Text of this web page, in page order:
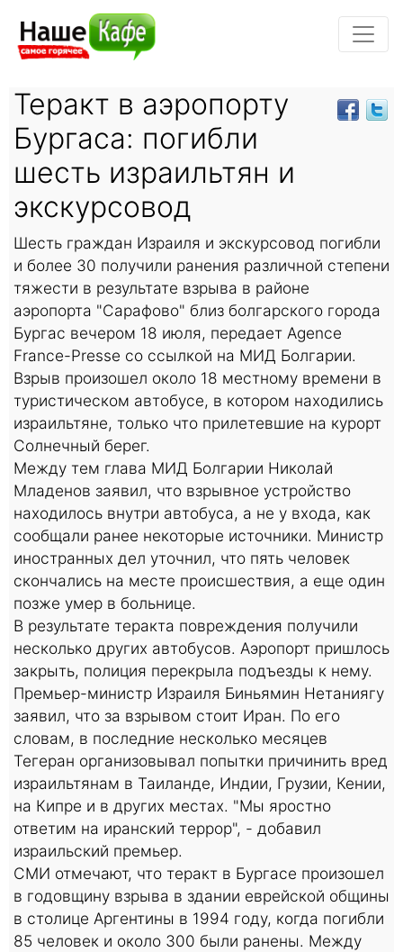
Теракт в аэропорту
Бургаса: погибли
шесть израильтян и
экскурсовод
Шесть граждан Израиля и экскурсовод погибли
и более 30 получили ранения различной степени
тяжести в результате взрыва в районе
аэропорта "Сарафово" близ болгарского города
Бургас вечером 18 июля, передает Agence
France-Presse со ссылкой на МИД Болгарии.
Взрыв произошел около 18 местному времени в
туристическом автобусе, в котором находились
израильтяне, только что прилетевшие на курорт
Солнечный берег.
Между тем глава МИД Болгарии Николай
Младенов заявил, что взрывное устройство
находилось внутри автобуса, а не у входа, как
сообщали ранее некоторые источники. Министр
иностранных дел уточнил, что пять человек
скончались на месте происшествия, а еще один
позже умер в больнице.
В результате теракта повреждения получили
несколько других автобусов. Аэропорт пришлось
закрыть, полиция перекрыла подъезды к нему.
Премьер-министр Израиля Биньямин Нетаниягу
заявил, что за взрывом стоит Иран. По его
словам, в последние несколько месяцев
Тегеран организовывал попытки причинить вред
израильтянам в Таиланде, Индии, Грузии, Кении,
на Кипре и в других местах. "Мы яростно
ответим на иранский террор", - добавил
израильский премьер.
СМИ отмечают, что теракт в Бургасе произошел
в годовщину взрыва в здании еврейской общины
в столице Аргентины в 1994 году, когда погибли
85 человек и около 300 были ранены. Между